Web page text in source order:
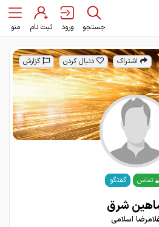
جستجو ورود ثبت نام منو
اشتراک دنبال کردن گزارش
تماس گفتگو
شرق
اسلامی